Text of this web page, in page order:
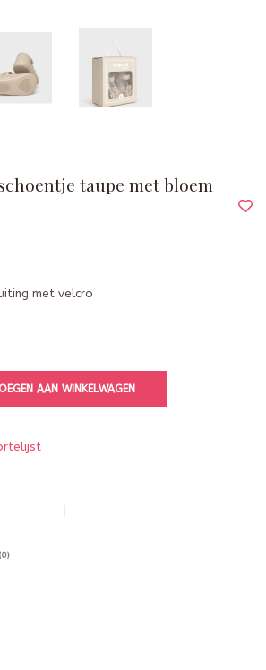
taupe met bloem
met velcro
AAN WINKELWAGEN
(0)